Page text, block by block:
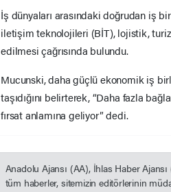
İş dünyaları arasındaki doğrudan iş
iletişim teknolojileri (BİT), lojistik,
edilmesi çağrısında bulundu.
Mucunski, daha güçlü ekonomik iş
taşıdığını belirterek, “Daha fazla
fırsat anlamına geliyor” dedi.
Anadolu Ajansı (AA), İhlas Haber
tüm haberler, sitemizin editörlerinin